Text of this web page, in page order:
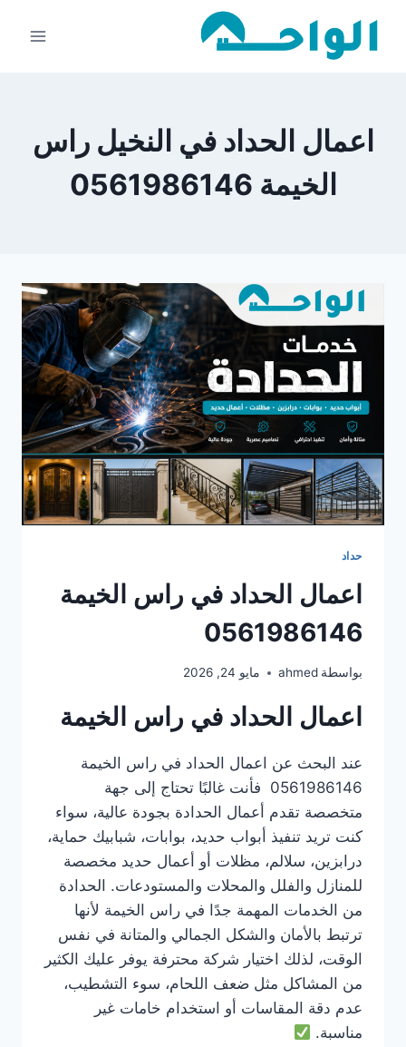
اعمال الحداد في النخيل راس
الخيمة 0561986146
حداد
اعمال الحداد في راس الخيمة
0561986146
بواسطة ahmed مايو 24, 2026
اعمال الحداد في راس الخيمة
عند البحث عن اعمال الحداد في راس الخيمة
0561986146 فأنت غالبًا تحتاج إلى جهة
متخصصة تقدم أعمال الحدادة بجودة عالية، سواء
كنت تريد تنفيذ أبواب حديد، بوابات، شبابيك حماية،
درابزين، سلالم، مظلات أو أعمال حديد مخصصة
للمنازل والفلل والمحلات والمستودعات. الحدادة
من الخدمات المهمة جدًا في راس الخيمة لأنها
ترتبط بالأمان والشكل الجمالي والمتانة في نفس
الوقت، لذلك اختيار شركة محترفة يوفر عليك الكثير
من المشاكل مثل ضعف اللحام، سوء التشطيب،
عدم دقة المقاسات أو استخدام خامات غير
مناسبة.